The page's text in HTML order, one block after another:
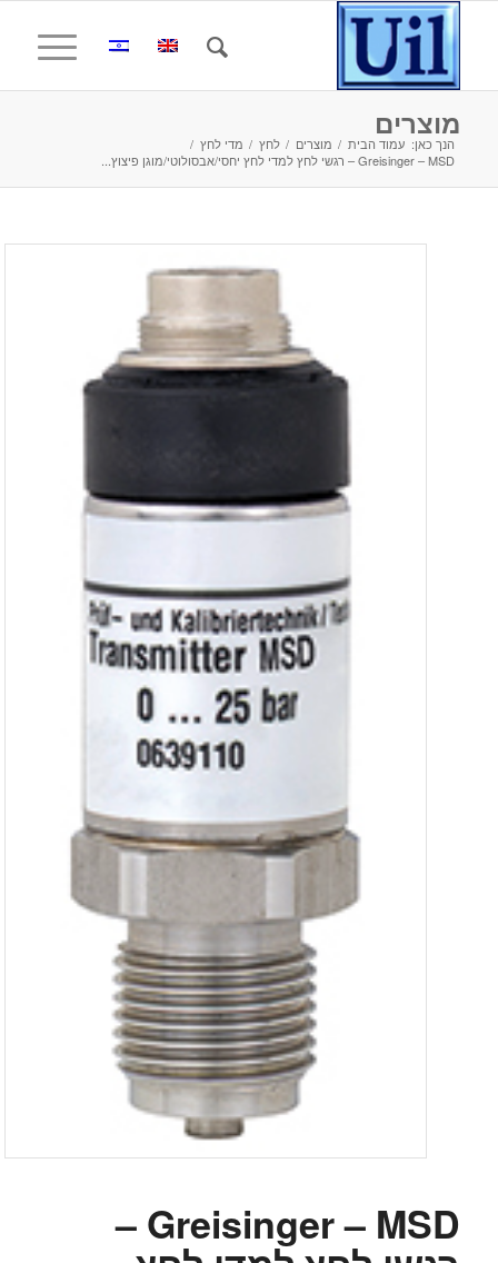
מוצרים
הנך כאן: עמוד הבית / מוצרים / לחץ / מדי לחץ /
Greisinger – MSD – רגשי לחץ למדי לחץ יחסי/אבסולוטי/מוגן פיצוץ...
Greisinger – MSD –